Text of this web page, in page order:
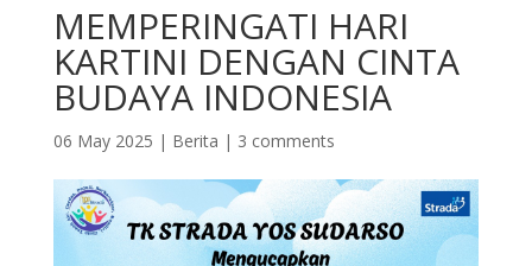
MEMPERINGATI HARI
KARTINI DENGAN CINTA
BUDAYA INDONESIA
06 May 2025 | Berita | 3 comments